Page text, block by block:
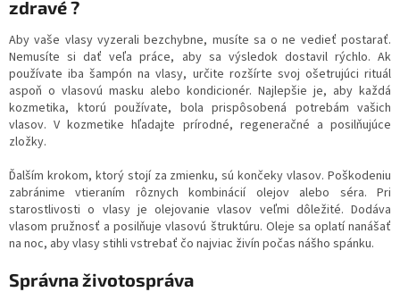
zdravé ?
Aby vaše vlasy vyzerali bezchybne, musíte sa o ne vedieť postarať.
Nemusíte si dať veľa práce, aby sa výsledok dostavil rýchlo. Ak
používate iba šampón na vlasy, určite rozšírte svoj ošetrujúci rituál
aspoň o vlasovú masku alebo kondicionér. Najlepšie je, aby každá
kozmetika, ktorú používate, bola prispôsobená potrebám vašich
vlasov. V kozmetike hľadajte prírodné, regeneračné a posilňujúce
zložky.
Ďalším krokom, ktorý stojí za zmienku, sú končeky vlasov. Poškodeniu
zabránime vtieraním rôznych kombinácií olejov alebo séra. Pri
starostlivosti o vlasy je olejovanie vlasov veľmi dôležité. Dodáva
vlasom pružnosť a posilňuje vlasovú štruktúru. Oleje sa oplatí nanášať
na noc, aby vlasy stihli vstrebať čo najviac živín počas nášho spánku.
Správna životospráva